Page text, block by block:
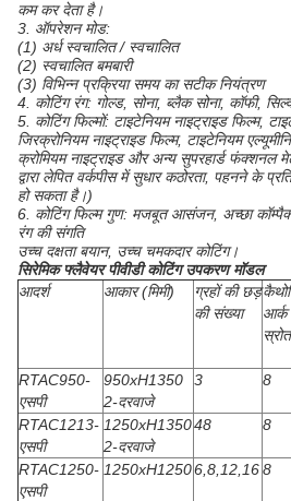
कम कर देता है।
3. ऑपरेशन मोड:
(1) अर्ध स्वचालित / स्वचालित
(2) स्वचालित बमबारी
(3) विभिन्न प्रक्रिया समय का सटीक नियंत्रण
4. कोटिंग रंग: गोल्ड, सोना, ब्लैक सोना, कॉफी,
5. कोटिंग फिल्मों: टाइटेनियम नाइट्राइड फिल्म,
जिरक्रोनियम नाइट्राइड फिल्म, टाइटेनियम
क्रोमियम नाइट्राइड और अन्य सुपरहार्ड फंक्शनल
द्वारा लेपित वर्कपीस में सुधार कठोरता, पहनने के
हो सकता है।)
6. कोटिंग फिल्म गुण: मजबूत आसंजन, अच्छा
रंग की संगति
उच्च दक्षता बयान, उच्च चमकदार कोटिंग।
सिरेमिक फ्लैवेयर पीवीडी कोटिंग उपकरण मॉडल
आदर्श
आकार (मिमी)
ग्रहों की छड़
की संख्या
आर्क
स्रोत
RTAC950-
एसपी
950xH1350
2-दरवाजे
3 8
RTAC1213-
एसपी
1250xH1350
2-दरवाजे
48 8
RTAC1250-
एसपी
1250xH12506,8,12,168